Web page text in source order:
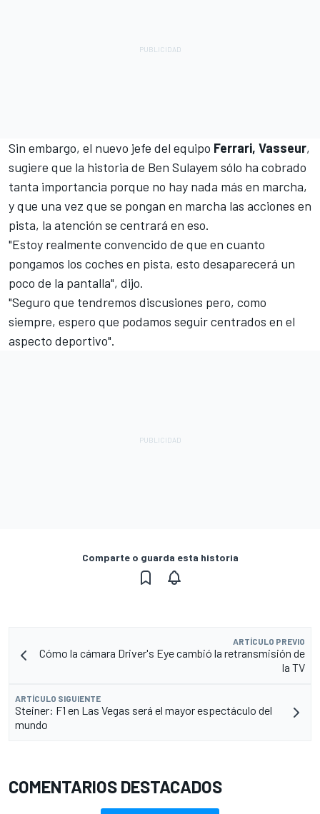
Sin embargo, el nuevo jefe del equipo Ferrari, Vasseur,
sugiere que la historia de Ben Sulayem sólo ha cobrado
tanta importancia porque no hay nada más en marcha,
y que una vez que se pongan en marcha las acciones en
pista, la atención se centrará en eso.
"Estoy realmente convencido de que en cuanto
pongamos los coches en pista, esto desaparecerá un
poco de la pantalla", dijo.
"Seguro que tendremos discusiones pero, como
siempre, espero que podamos seguir centrados en el
aspecto deportivo".
Comparte o guarda esta historia
ARTÍCULO PREVIO
Cómo la cámara Driver's Eye cambió la retransmisión de
la TV
ARTÍCULO SIGUIENTE
Steiner: F1 en Las Vegas será el mayor espectáculo del
mundo
COMENTARIOS DESTACADOS